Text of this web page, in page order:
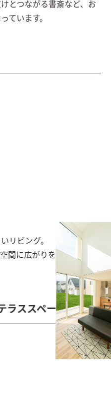
とつながる書斎など、お
ています。
リビング。
間に広がりを持たせてい
ラススペース